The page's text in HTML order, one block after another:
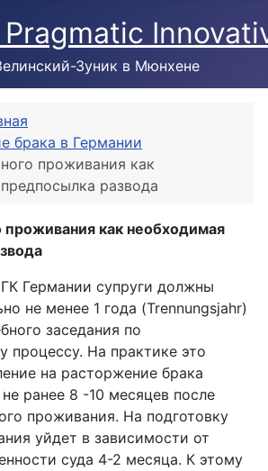
Зуник в Мюнхене
брака в Германии
проживания как
развода
проживания как необходимая
Германии супруги должны
не менее 1 года (Trennungsjahr)
заседания по
процессу. На практике это
на расторжение брака
ранее 8 -10 месяцев после
проживания. На подготовку
уйдет в зависимости от
суда 4-2 месяца. К этому